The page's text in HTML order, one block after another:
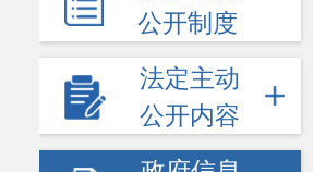
公开制度
法定主动
公开内容